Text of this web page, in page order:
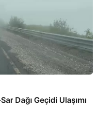
Dağı Geçidi Ulaşımı